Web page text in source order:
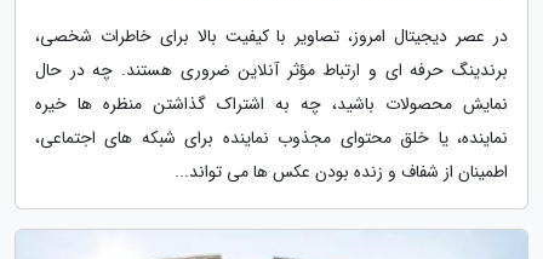
در عصر دیجیتال امروز، تصاویر با کیفیت بالا برای خاطرات شخصی،
برندینگ حرفه ای و ارتباط مؤثر آنلاین ضروری هستند. چه در حال
نمایش محصولات باشید، چه به اشتراک گذاشتن منظره ها خیره
نماینده، یا خلق محتوای مجذوب نماینده برای شبکه های اجتماعی،
اطمینان از شفاف و زنده بودن عکس ها می تواند...